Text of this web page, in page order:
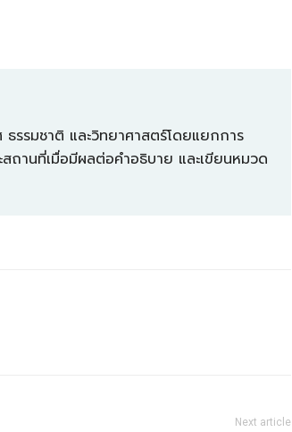
รรมชาติ และวิทยาศาสตร์โดยแยกการ
ถานที่เมื่อมีผลต่อคำอธิบาย และเขียนหมวด
Next article